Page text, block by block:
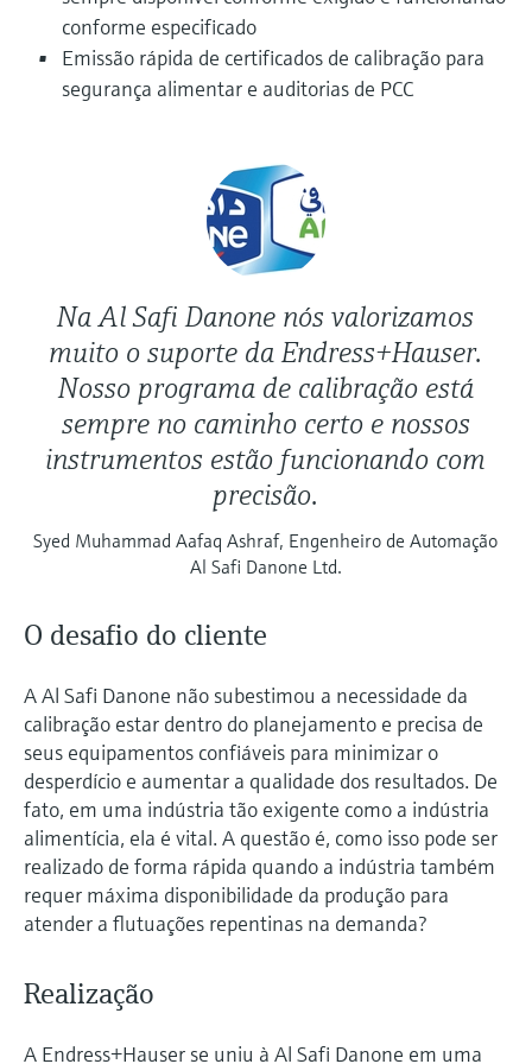
Device Viewer
Find product-specific information and
documentation
Find spare parts by product root, order code,
Medição de nível com pressão
Comprar tudo
Tecnologia Memosens
Comprar tudo
do processo para tomada de
decisões
conforme especificado
Emissão rápida de certificados de calibração para
segurança alimentar e auditorias de PCC
Na Al Safi Danone nós valorizamos
muito o suporte da Endress+Hauser.
Nosso programa de calibração está
sempre no caminho certo e nossos
instrumentos estão funcionando com
precisão.
Syed Muhammad Aafaq Ashraf, Engenheiro de Automação
Al Safi Danone Ltd.
O desafio do cliente
A Al Safi Danone não subestimou a necessidade da
calibração estar dentro do planejamento e precisa de
seus equipamentos confiáveis para minimizar o
desperdício e aumentar a qualidade dos resultados. De
fato, em uma indústria tão exigente como a indústria
alimentícia, ela é vital. A questão é, como isso pode ser
realizado de forma rápida quando a indústria também
requer máxima disponibilidade da produção para
atender a flutuações repentinas na demanda?
Realização
A Endress+Hauser se uniu à Al Safi Danone em uma